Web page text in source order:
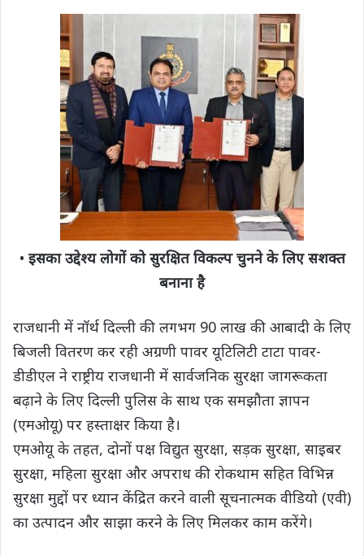
• इसका उद्देश्य लोगों को सुरक्षित विकल्प चुनने के लिए सशक्त
बनाना है
राजधानी में नॉर्थ दिल्ली की लगभग 90 लाख की आबादी के लिए
बिजली वितरण कर रही अग्रणी पावर यूटिलिटी टाटा पावर-
डीडीएल ने राष्ट्रीय राजधानी में सार्वजनिक सुरक्षा जागरूकता
बढ़ाने के लिए दिल्ली पुलिस के साथ एक समझौता ज्ञापन
(एमओयू) पर हस्ताक्षर किया है।
एमओयू के तहत, दोनों पक्ष विद्युत सुरक्षा, सड़क सुरक्षा, साइबर
सुरक्षा, महिला सुरक्षा और अपराध की रोकथाम सहित विभिन्न
सुरक्षा मुद्दों पर ध्यान केंद्रित करने वाली सूचनात्मक वीडियो (एवी)
का उत्पादन और साझा करने के लिए मिलकर काम करेंगे।